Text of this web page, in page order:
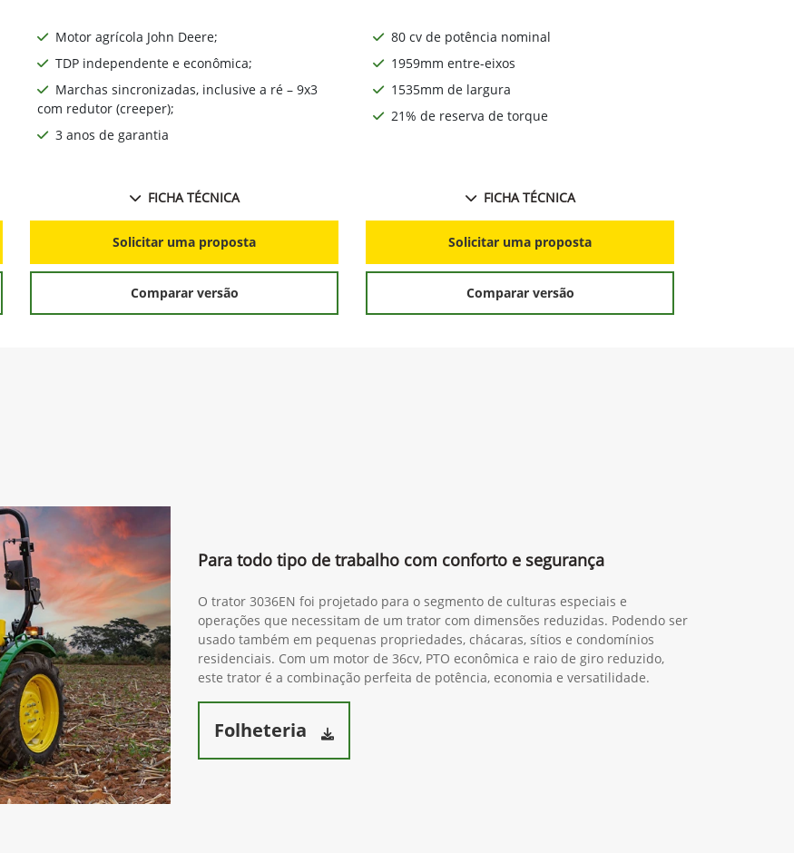
Motor agrícola John Deere;
TDP independente e econômica;
Marchas sincronizadas, inclusive a ré – 9x3
com redutor (creeper);
3 anos de garantia
FICHA TÉCNICA
Solicitar uma proposta
Comparar versão
80 cv de potência nominal
1959mm entre-eixos
1535mm de largura
21% de reserva de torque
FICHA TÉCNICA
Solicitar uma proposta
Comparar versão
Para todo tipo de trabalho com conforto e segurança
O trator 3036EN foi projetado para o segmento de culturas especiais e
operações que necessitam de um trator com dimensões reduzidas. Podendo ser
usado também em pequenas propriedades, chácaras, sítios e condomínios
residenciais. Com um motor de 36cv, PTO econômica e raio de giro reduzido,
este trator é a combinação perfeita de potência, economia e versatilidade.
Folheteria